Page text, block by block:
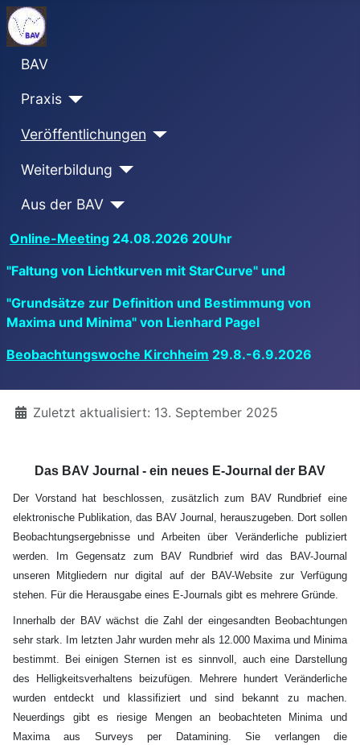
BAV
Praxis
Veröffentlichungen
Weiterbildung
Aus der BAV
Online-Meeting 24.08.2026 20Uhr
"Faltung von Lichtkurven mit StarCurve" und
"Grundsätze zur Definition und Bestimmung von
Maxima und Minima" von Lienhard Pagel
Beobachtungswoche Kirchheim 29.8.-6.9.2026
DetailsZuletzt aktualisiert: 13. September 2025
Das BAV Journal - ein neues E-Journal der BAV
Der Vorstand hat beschlossen, zusätzlich zum BAV Rundbrief eine
elektronische Publikation, das BAV Journal, herauszugeben. Dort sollen
Beobachtungsergebnisse und Arbeiten über Veränderliche publiziert
werden. Im Gegensatz zum BAV Rundbrief wird das BAV-Journal
unseren Mitgliedern nur digital auf der BAV-Website zur Verfügung
stehen. Für die Herausgabe eines E-Journals gibt es mehrere Gründe.
Innerhalb der BAV wächst die Zahl der eingesandten Beobachtungen
sehr stark. Im letzten Jahr wurden mehr als 12.000 Maxima und Minima
bestimmt. Bei einigen Sternen ist es sinnvoll, auch eine Darstellung
des Helligkeitsverhaltens beizufügen. Mehrere hundert Veränderliche
wurden entdeckt und klassifiziert und sind bekannt zu machen.
Neuerdings gibt es riesige Mengen an beobachteten Minima und
Maxima aus Surveys per Datamining. Sie verlangen die